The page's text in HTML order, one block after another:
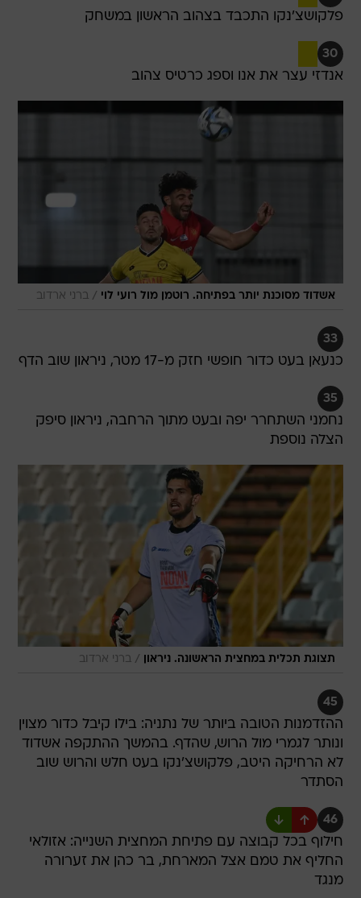
פלקושצ'נקו התכבד בצהוב הראשון במשחק
30
אנדזי עצר את אנו וספג כרטיס צהוב
אשדוד מסוכנת יותר בפתיחה. רוטמן מול רועי לוי / ברני ארדוב
33
כנעאן בעט כדור חופשי חזק מ-17 מטר, ניראון שוב הדף
35
נחמני השתחרר יפה ובעט מתוך הרחבה, ניראון סיפק
הצלה נוספת
תצוגת תכלית במחצית הראשונה. ניראון / ברני ארדוב
45
ההזדמנות הטובה ביותר של נתניה: בילו קיבל כדור מצוין
ונותר לגמרי מול הרוש, שהדף. בהמשך ההתקפה אשדוד
לא הרחיקה היטב, פלקושצ'נקו בעט חלש והרוש שוב
הסתדר
46
חילוף בכל קבוצה עם פתיחת המחצית השנייה: אזולאי
החליף את טמם אצל המארחת, בר כהן את זערורה
מנגד